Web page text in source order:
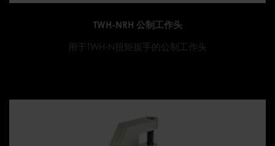
TWH-NRH 公制工作头
用于TWH-N扭矩扳手的公制工作头